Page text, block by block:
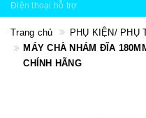
Điện thoại hỗ trợ
Trang chủ
PHỤ KIỆN/ PHỤ
MÁY CHÀ NHÁM ĐĨA
CHÍNH HÃNG